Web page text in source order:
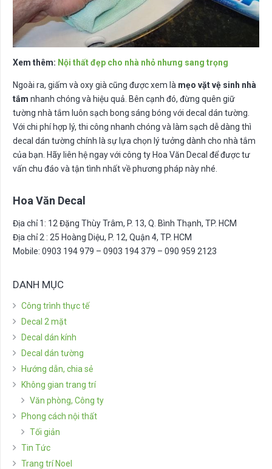
Xem thêm: Nội thất đẹp cho nhà nhỏ nhưng sang trọng
Ngoài ra, giấm và oxy già cũng được xem là mẹo vặt vệ sinh nhà
tắm nhanh chóng và hiệu quả. Bên cạnh đó, đừng quên giữ
tường nhà tắm luôn sạch bong sáng bóng với decal dán tường.
Với chi phí hợp lý, thi công nhanh chóng và làm sạch dễ dàng thì
decal dán tường chính là sự lựa chọn lý tưởng dành cho nhà tắm
của bạn. Hãy liên hệ ngay với công ty Hoa Văn Decal để được tư
vấn chu đáo và tận tình nhất về phương pháp này nhé.
Hoa Văn Decal
Địa chỉ 1: 12 Đặng Thùy Trâm, P. 13, Q. Bình Thạnh, TP. HCM
Địa chỉ 2 : 25 Hoàng Diệu, P. 12, Quận 4, TP. HCM
Mobile: 0903 194 979 – 0903 194 379 – 090 959 2123
DANH MỤC
Công trình thực tế
Decal 2 mặt
Decal dán kính
Decal dán tường
Hướng dẫn, chia sẻ
Không gian trang trí
Văn phòng, Công ty
Phong cách nội thất
Tối giản
Tin Tức
Trang trí Noel